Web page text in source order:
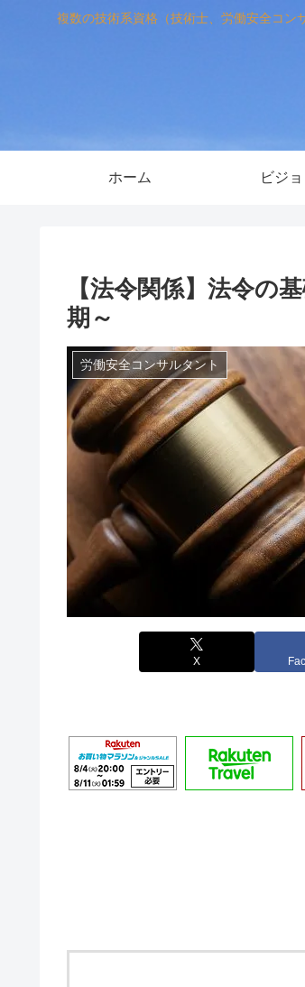
複数の技術系資格（技術士、労働安全コン
ホーム ビジ
【法令関係】法令の
期～
労働安全コンサルタント
X